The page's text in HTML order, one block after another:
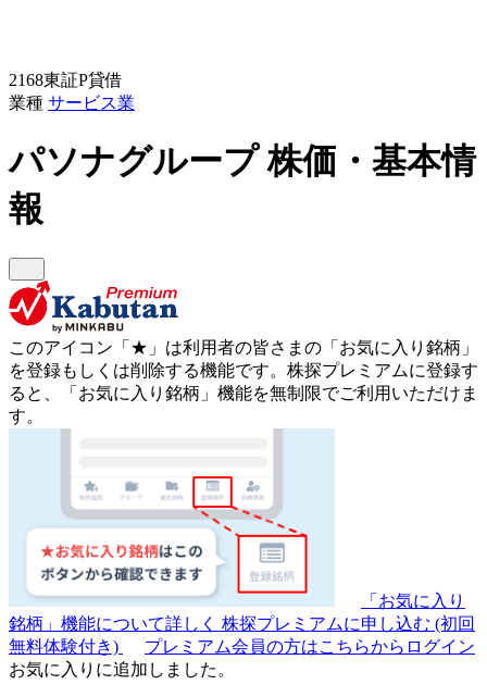
2168東証P貸借
業種 サービス業
パソナグループ株価・基本情
報
このアイコン 「★」 は利用者の皆さまの 「お気に入り銘柄」
を登録もしくは削除する機能です。 株探プレミアムに登録す
ると、「お気に入り銘柄」機能を無制限でご利用いただけま
す。
「お気に入り
銘柄」機能について詳しく 株探プレミアムに申し込む (初回
無料体験付き)
プレミアム会員の方はこちらからログイン
お気に入りに追加しました。